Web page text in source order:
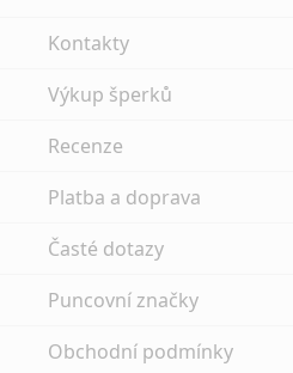
Kontakty
Výkup šperků
Recenze
Platba a doprava
Časté dotazy
Puncovní značky
Obchodní podmínky